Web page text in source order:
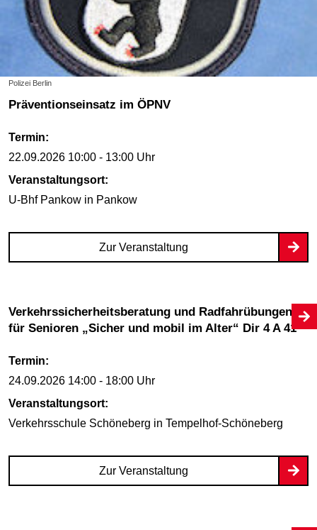
Polizei Berlin
Präventionseinsatz im ÖPNV
Termin:
22.09.2026 10:00 - 13:00 Uhr
Veranstaltungsort:
U-Bhf Pankow in Pankow
Zur Veranstaltung
Verkehrssicherheitsberatung und Radfahrübungen
für Senioren „Sicher und mobil im Alter“ Dir 4 A 41
Termin:
24.09.2026 14:00 - 18:00 Uhr
Veranstaltungsort:
Verkehrsschule Schöneberg in Tempelhof-Schöneberg
Zur Veranstaltung